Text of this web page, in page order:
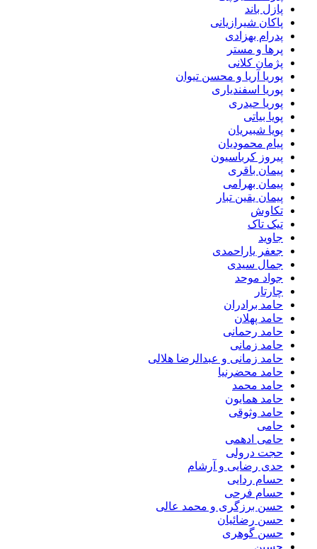
پازل باند
پاکان شیرازیانی
پدرام بهزادی
پرها و مستر
پژمان کلانی
پوریا آریا و محسن تیوان
پوریا اسفندیاری
پوریا حیدری
پویا بیاتی
پویا شبیریان
پیام محمودیان
پیروز کرباسیون
پیمان باقری
پیمان بهرامی
پیمان یقین تبار
تکاوش
تیک تاک
جاوید
جعفر یاراحمدی
جمال سیدی
جواد موحد
چارتار
حامد برادران
حامد پهلان
حامد رحمانی
حامد زمانی
حامد زمانی و عبدالرضا هلالی
حامد محضرنیا
حامد محمد
حامد همایون
حامد وثوقی
حامی
حامی ادهمی
حجت درولی
حدی رضایی و آرشام
حسام ردایی
حسام فرحی
حسن برزگری و محمد عالی
حسن رضائیان
حسن گوهری